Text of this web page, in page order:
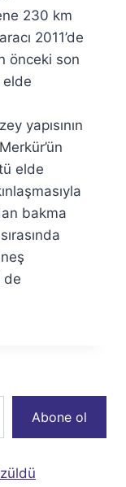
230 km
2011’de
önceki son
elde
yapısının
elde
bakma
de
Abone ol